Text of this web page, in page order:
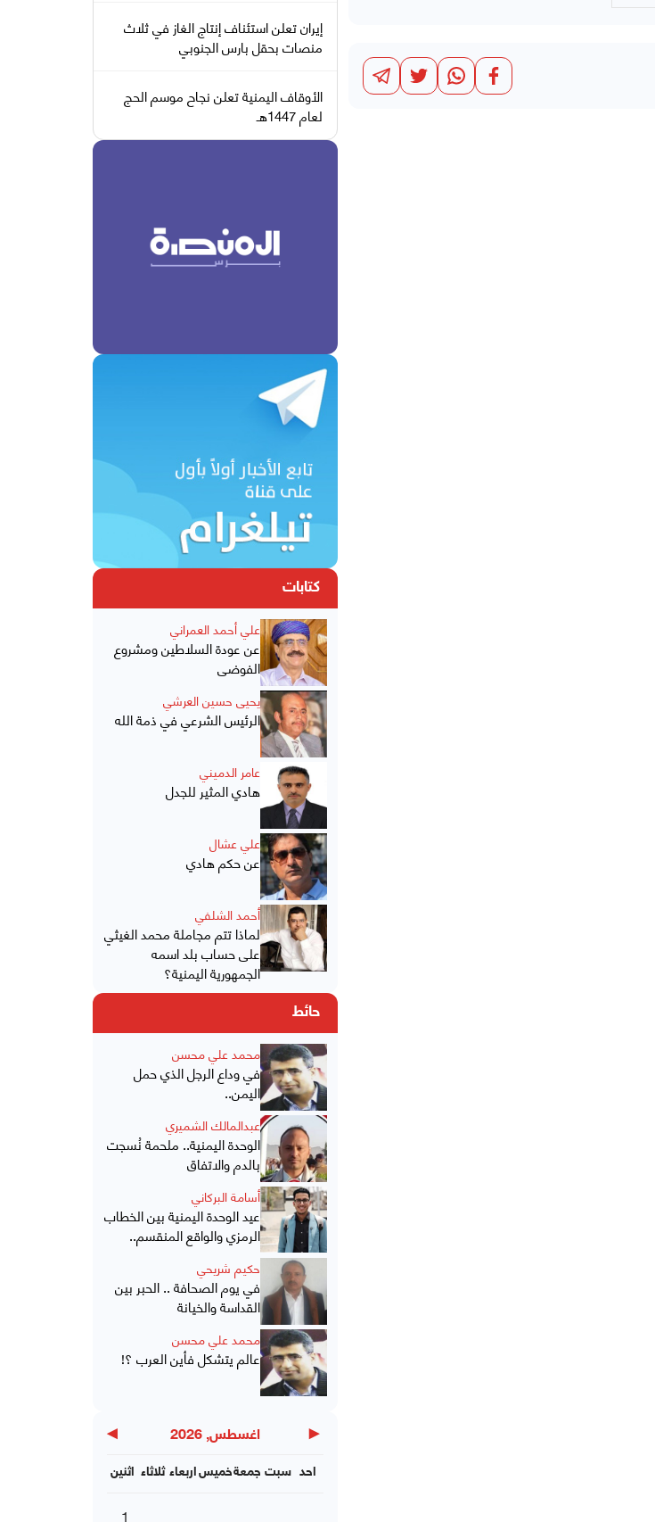
إيران تعلن استئناف إنتاج الغاز في ثلاث
منصات بحقل بارس الجنوبي
الأوقاف اليمنية تعلن نجاح موسم الحج
لعام 1447هـ
كتابات
علي أحمد العمراني
عن عودة السلاطين ومشروع
الفوضى
يحيى حسين العرشي
الرئيس الشرعي في ذمة الله
عامر الدميني
هادي المثير للجدل
علي عشال
عن حكم هادي
أحمد الشلفي
لماذا تتم مجاملة محمد الغيثي
على حساب بلد اسمه
الجمهورية اليمنية؟
حائط
محمد علي محسن
في وداع الرجل الذي حمل
اليمن..
عبدالمالك الشميري
الوحدة اليمنية.. ملحمة نُسجت
بالدم والاتفاق
أسامة البركاني
عيد الوحدة اليمنية بين الخطاب
الرمزي والواقع المنقسم..
حكيم شريحي
في يوم الصحافة .. الحبر بين
القداسة والخيانة
محمد علي محسن
عالم يتشكل فأين العرب ؟!
◀ اغسطس, 2026 ▶
اثنين ثلاثاء اربعاءخميسجمعة سبت احد
1